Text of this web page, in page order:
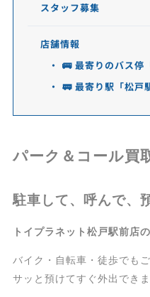
スタッフ募集
店舗情報
🚌 最寄りのバス停
🚃 最寄り駅「松戸
パーク＆コール買
駐車して、呼んで、
トイプラネット松戸駅前店
バイク・自転車・徒歩でも
サッと預けてすぐ外出できま